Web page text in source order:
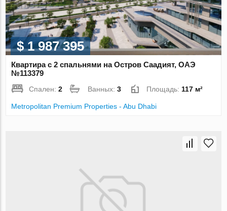
$ 1 987 395
Квартира с 2 спальнями на Остров Саадият, ОАЭ
№113379
Спален:2 Ванных:3 Площадь: 117 м²
Metropolitan Premium Properties - Abu Dhabi